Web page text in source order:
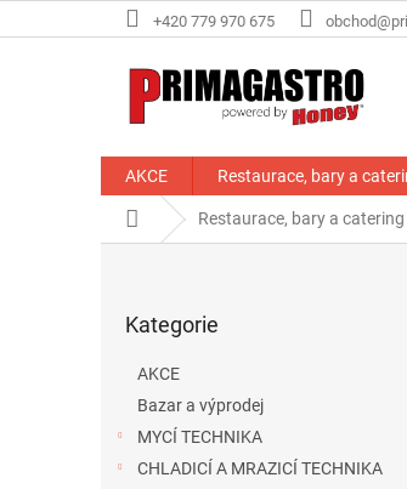
na
+420 779 970 675
AKCE Restaurace, bary a
Domů Restaurace, bary a catering
kategorie
Kategorie
AKCE
Bazar a výprodej
MYCÍ TECHNIKA
CHLADICÍ A MRAZICÍ TECHNIKA